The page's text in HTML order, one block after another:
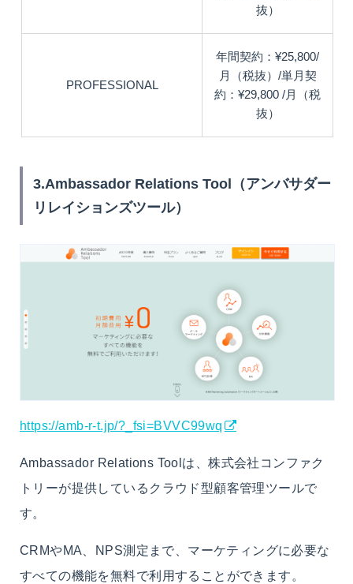
抜）
PROFESSIONAL
年間契約：¥25,800/
月（税抜）/単月契
約：¥29,800 /月（税
抜）
3.Ambassador Relations Tool（アンバサダー
リレイションズツール）
https://amb-r-t.jp/?_fsi=BVVC99wq
Ambassador Relations Toolは、株式会社コンファク
トリーが提供しているクラウド型顧客管理ツールで
す。
CRMやMA、NPS測定まで、マーケティングに必要な
すべての機能を無料で利用することができます。